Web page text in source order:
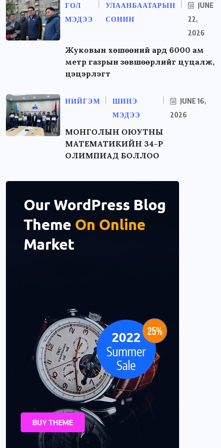
ГОЛ
МЭДЭЭ
УЛААНБААТАРЫН
СОНИН
JUNE
22,
2026
Жуковын хөшөөний ард 6000 ам
метр газрын зөвшөөрлийг цуцалж,
цэцэрлэгт
НИЙГЭМ
ШИНЭ
МЭДЭЭ
JUNE 16,
2026
МОНГОЛЫН ОЮУТНЫ
МАТЕМАТИКИЙН 34-Р
ОЛИМПИАД БОЛЛОО